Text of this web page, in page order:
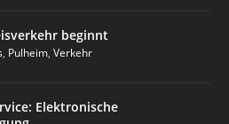
beginnt
, Pulheim,Verkehr
Elektronische